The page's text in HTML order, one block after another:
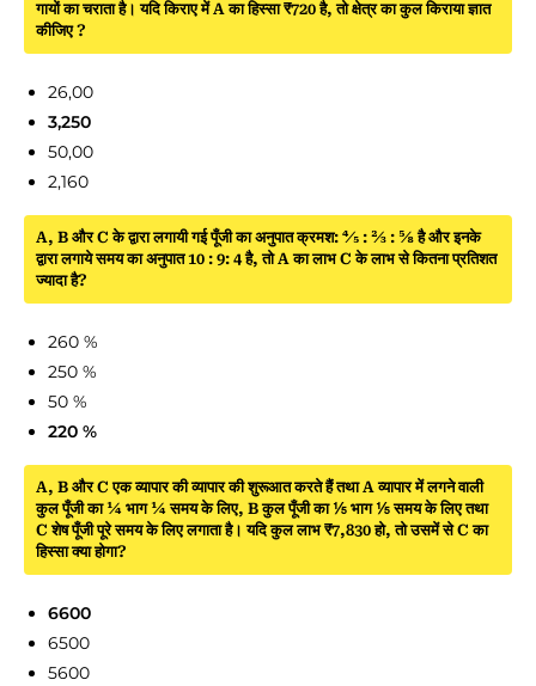
गायों का चराता है। यदि किराए में A का हिस्सा ₹720 है, तो क्षेत्र का कुल किराया ज्ञात
कीजिए ?
26,00
3,250
50,00
2,160
A, B और C के द्वारा लगायी गई पूँजी का अनुपात क्रमश: 4⁄5 : 2⁄3 : 5⁄8 है और इनके
द्वारा लगाये समय का अनुपात 10 : 9: 4 है, तो A का लाभ C के लाभ से कितना प्रतिशत
ज्यादा है?
260 %
250 %
50 %
220 %
A, B और C एक व्यापार की व्यापार की शुरूआत करते हैं तथा A व्यापार में लगने वाली
कुल पूँजी का ¼ भाग ¼ समय के लिए, B कुल पूँजी का ⅕ भाग ⅕ समय के लिए तथा
C शेष पूँजी पूरे समय के लिए लगाता है। यदि कुल लाभ ₹7,830 हो, तो उसमें से C का
हिस्सा क्या होगा?
6600
6500
5600